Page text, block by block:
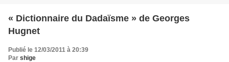
« Dictionnaire du Dadaïsme » de Georges
Hugnet
Publié le 12/03/2011 à 20:39
Par shige